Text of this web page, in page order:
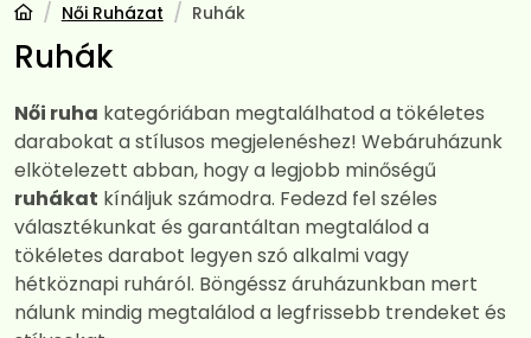
Női Ruházat Ruhák
Ruhák
Női ruha kategóriában megtalálhatod a tökéletes
darabokat a stílusos megjelenéshez! Webáruházunk
elkötelezett abban, hogy a legjobb minőségű
ruhákat kínáljuk számodra. Fedezd fel széles
választékunkat és garantáltan megtalálod a
tökéletes darabot legyen szó alkalmi vagy
hétköznapi ruháról. Böngéssz áruházunkban mert
nálunk mindig megtalálod a legfrissebb trendeket és